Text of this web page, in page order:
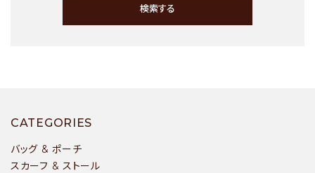
検索する
キーワード
CATEGORIES
バッグ & ポーチ
スカーフ & ストール